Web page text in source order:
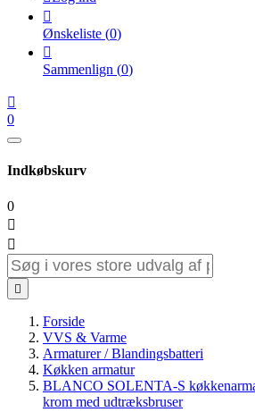

Ønskeliste (0)

Sammenlign (0)

0
Indkøbskurv
0



Forside
VVS & Varme
Armaturer / Blandingsbatteri
Køkken armatur
BLANCO SOLENTA-S
krom med udtræksbruser